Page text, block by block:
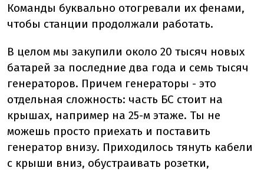
Команды буквально отогревали их фенами,
чтобы станции продолжали работать.
В целом мы закупили около 20 тысяч новых
батарей за последние два года и семь тысяч
генераторов. Причем генераторы - это
отдельная сложность: часть БС стоит на
крышах, например на 25-м этаже. Ты не
можешь просто приехать и поставить
генератор внизу. Приходилось тянуть кабели
с крыши вниз, обустраивать розетки,